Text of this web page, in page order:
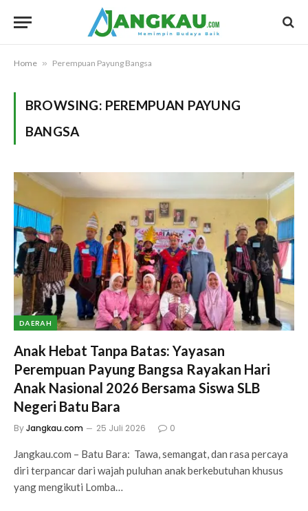
Home » Perempuan Payung Bangsa
BROWSING: PEREMPUAN PAYUNG
BANGSA
DAERAH
Anak Hebat Tanpa Batas: Yayasan
Perempuan Payung Bangsa Rayakan Hari
Anak Nasional 2026 Bersama Siswa SLB
Negeri Batu Bara
ByJangkau.com 25 Juli 2026 0
Jangkau.com – Batu Bara: Tawa, semangat, dan rasa percaya
diri terpancar dari wajah puluhan anak berkebutuhan khusus
yang mengikuti Lomba…